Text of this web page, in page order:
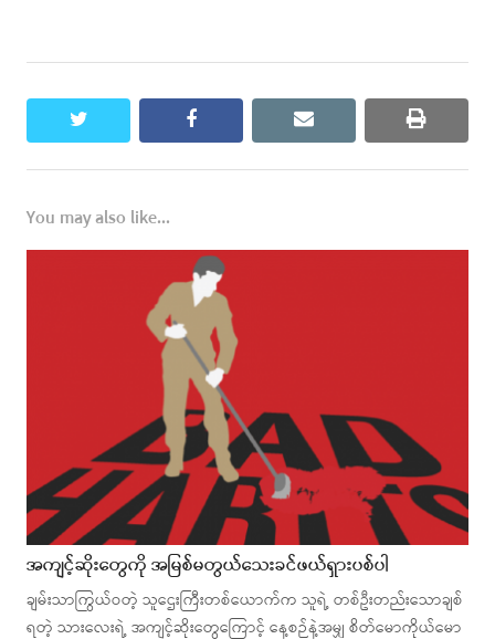
twitter facebook email print
You may also like...
အကျင့်ဆိုးတွေကို အမြစ်မတွယ်သေးခင်ဖယ်ရှားပစ်ပါ
ချမ်းသာကြွယ်ဝတဲ့ သူဌေးကြီးတစ်ယောက်က သူရဲ့ တစ်ဦးတည်းသောချစ်
ရတဲ့ သားလေးရဲ့ အကျင့်ဆိုးတွေကြောင့် နေ့စဉ်နဲ့အမျှ စိတ်မောကိုယ်မော